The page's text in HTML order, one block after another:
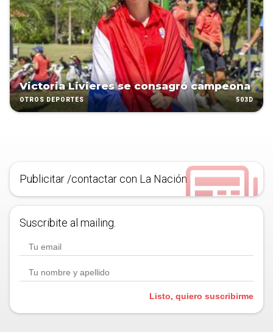
Victoria Livieres se consagró campeona
OTROS DEPORTES 503D
Publicitar /contactar con La Nación
Suscribite al mailing.
Listo, quiero suscribirme